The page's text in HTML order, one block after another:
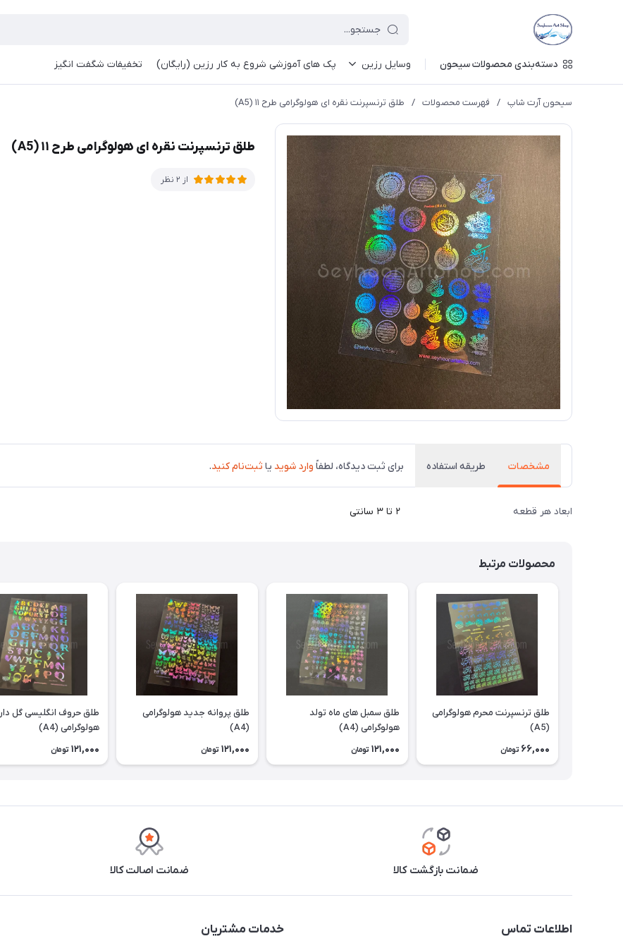
دسته‌بندی محصولات سیحون وسایل رزین پک های آموزشی شروع به کار رزین (رایگان) تخفیفات شگفت انگیز
سیحون آرت شاپ / فهرست محصولات / طلق ترنسپرنت نقره ای هولوگرامی طرح ۱۱ (A5)
طلق ترنسپرنت نقره ای هولوگرامی طرح ۱۱ (A5)
از 2 نظر
مشخصات طریقه استفاده برای ثبت دیدگاه، لطفاً وارد شوید یا ثبت‌نام کنید.
ابعاد هر قطعه ۲ تا ۳ سانتی
محصولات مرتبط
طلق ترنسپرنت محرم هولوگرامی
(A5)
66,000 تومان
طلق سمبل های ماه تولد
هولوگرامی (A4)
121,000 تومان
طلق پروانه جدید هولوگرامی
(A4)
121,000 تومان
طلق حروف انگلیسی گل دار
هولوگرامی (A4)
121,000 تومان
ضمانت بازگشت کالا ضمانت اصالت کالا
اطلاعات تماس خدمات مشتریان